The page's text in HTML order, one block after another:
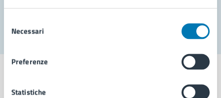
delNecessari
Preferenze
Statistiche